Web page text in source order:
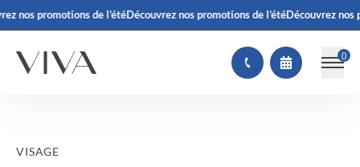
nos promotions de l’étéDécouvrez nos promotions de l’étéDécouvrez nos
()
VISAGE